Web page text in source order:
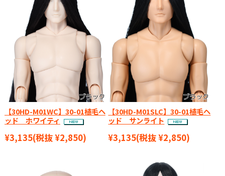
【30HD-M01WC】30-01植毛ヘ
ッド ホワイティ
¥3,135(税抜 ¥2,850)
【30HD-M01SLC】30-01植毛ヘ
ッド サンライト
¥3,135(税抜 ¥2,850)